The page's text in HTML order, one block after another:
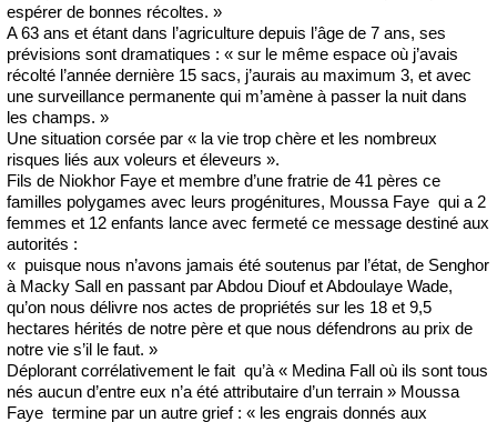
espérer de bonnes récoltes. »
A 63 ans et étant dans l’agriculture depuis l’âge de 7 ans, ses
prévisions sont dramatiques : « sur le même espace où j’avais
récolté l’année dernière 15 sacs, j’aurais au maximum 3, et avec
une surveillance permanente qui m’amène à passer la nuit dans
les champs. »
Une situation corsée par « la vie trop chère et les nombreux
risques liés aux voleurs et éleveurs ».
Fils de Niokhor Faye et membre d’une fratrie de 41 pères ce
familles polygames avec leurs progénitures, Moussa Faye qui a 2
femmes et 12 enfants lance avec fermeté ce message destiné aux
autorités :
« puisque nous n’avons jamais été soutenus par l’état, de Senghor
à Macky Sall en passant par Abdou Diouf et Abdoulaye Wade,
qu’on nous délivre nos actes de propriétés sur les 18 et 9,5
hectares hérités de notre père et que nous défendrons au prix de
notre vie s’il le faut. »
Déplorant corrélativement le fait qu’à « Medina Fall où ils sont tous
nés aucun d’entre eux n’a été attributaire d’un terrain » Moussa
Faye termine par un autre grief : « les engrais donnés aux